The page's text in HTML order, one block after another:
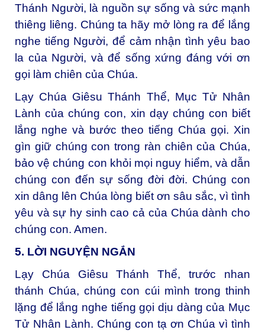
Thánh Người, là nguồn sự sống và sức mạnh
thiêng liêng. Chúng ta hãy mở lòng ra để lắng
nghe tiếng Người, để cảm nhận tình yêu bao
la của Người, và để sống xứng đáng với ơn
gọi làm chiên của Chúa.
Lạy Chúa Giêsu Thánh Thể, Mục Tử Nhân
Lành của chúng con, xin dạy chúng con biết
lắng nghe và bước theo tiếng Chúa gọi. Xin
gìn giữ chúng con trong ràn chiên của Chúa,
bảo vệ chúng con khỏi mọi nguy hiểm, và dẫn
chúng con đến sự sống đời đời. Chúng con
xin dâng lên Chúa lòng biết ơn sâu sắc, vì tình
yêu và sự hy sinh cao cả của Chúa dành cho
chúng con. Amen.
5. LỜI NGUYỆN NGẮN
Lạy Chúa Giêsu Thánh Thể, trước nhan
thánh Chúa, chúng con cúi mình trong thinh
lặng để lắng nghe tiếng gọi dịu dàng của Mục
Tử Nhân Lành. Chúng con tạ ơn Chúa vì tình